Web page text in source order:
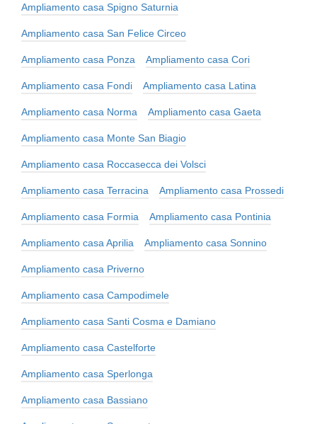
Ampliamento casa Spigno Saturnia
Ampliamento casa San Felice Circeo
Ampliamento casa Ponza Ampliamento casa Cori
Ampliamento casa Fondi Ampliamento casa Latina
Ampliamento casa Norma Ampliamento casa Gaeta
Ampliamento casa Monte San Biagio
Ampliamento casa Roccasecca dei Volsci
Ampliamento casa Terracina Ampliamento casa Prossedi
Ampliamento casa Formia Ampliamento casa Pontinia
Ampliamento casa Aprilia Ampliamento casa Sonnino
Ampliamento casa Priverno
Ampliamento casa Campodimele
Ampliamento casa Santi Cosma e Damiano
Ampliamento casa Castelforte
Ampliamento casa Sperlonga
Ampliamento casa Bassiano